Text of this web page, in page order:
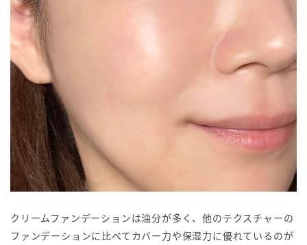
クリームファンデーションは油分が多く、他のテクスチャーの
ファンデーションに比べてカバー力や保湿力に優れているのが